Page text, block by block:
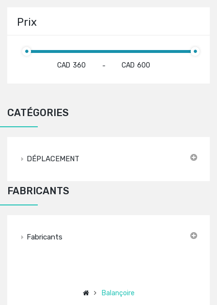
Prix
CAD - CAD
CATÉGORIES
DÉPLACEMENT
FABRICANTS
Fabricants
Balançoire